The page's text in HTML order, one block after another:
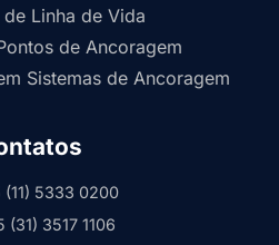
Linha de Vida
de Ancoragem
Sistemas de Ancoragem
(11) 5333 0200
(31) 3517 1106